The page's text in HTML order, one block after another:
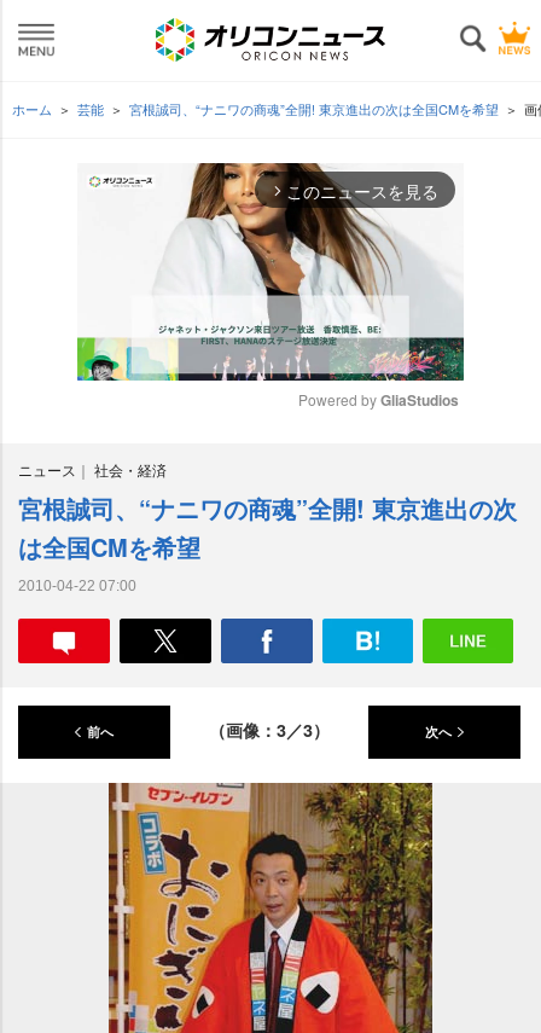
ホーム 芸能 宮根誠司、“ナニワの商魂”全開! 東京進出の次は全国CMを希望 画
arrow_forward_ios このニュースを見る
t
e
Powered by GliaStudios
ニュース 社会・経済
宮根誠司、“ナニワの商魂”全開! 東京進出の次
は全国CMを希望
2010-04-22 07:00
前へ （画像：3／3） 次へ